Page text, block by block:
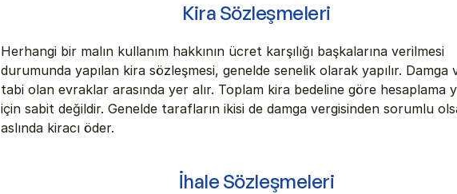
Kira Sözleşmeleri
Herhangi bir malın kullanım hakkının ücret karşılığı başkalarına verilmesi
durumunda yapılan kira sözleşmesi, genelde senelik olarak yapılır. Damga
tabi olan evraklar arasında yer alır. Toplam kira bedeline göre hesaplama
için sabit değildir. Genelde tarafların ikisi de damga vergisinden sorumlu
aslında kiracı öder.
İhale Sözleşmeleri